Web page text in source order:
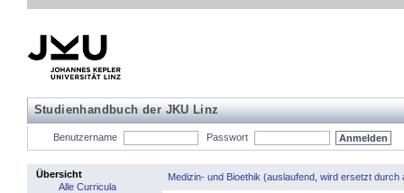
Studienhandbuch der JKU Linz
Benutzername Passwort
Übersicht
Alle Curricula
Medizin- und Bioethik (auslaufend, wird ersetzt